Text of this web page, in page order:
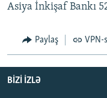
Asiya İnkişaf Bankı
Paylaş VPN-
BIZI IZLƏ